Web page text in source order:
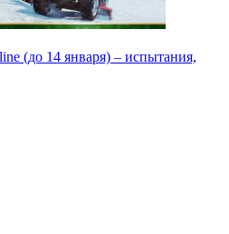
(до 14 января) – испытания,